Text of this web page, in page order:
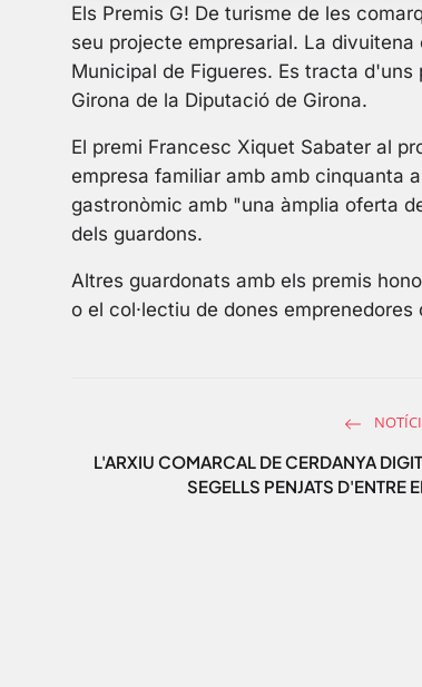
a
y
Els Premis G! De turisme de les
seu projecte empresarial. La
Municipal de Figueres. Es tracta
Girona de la Diputació de Girona.
El premi Francesc Xiquet Sabater al
empresa familiar amb amb cinquanta
gastronòmic amb "una àmplia oferta
dels guardons.
Altres guardonats amb els premis
o el col·lectiu de dones
L'ARXIU COMARCAL DE CERDANYA
SEGELLS PENJATS D'ENTRE